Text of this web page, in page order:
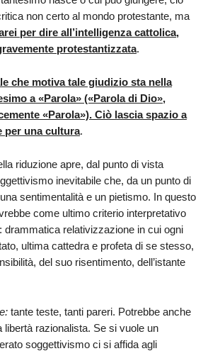
non certo al mondo protestante, ma
per dire all’intelligenza cattolica,
protestantizzata.
che motiva tale giudizio sta nella
a «Parola» («Parola di Dio»,
«Parola»). Ciò lascia spazio a
per una cultura.
riduzione apre, dal punto di vista
inevitabile che, da un punto di
sentimentalità e un pietismo. In questo
come ultimo criterio interpretativo
drammatica relativizzazione in cui ogni
ultima cattedra e profeta di se stesso,
del suo risentimento, dell’istante
tante teste, tanti pareri. Potrebbe anche
libertà razionalista. Se si vuole un
soggettivismo ci si affida agli